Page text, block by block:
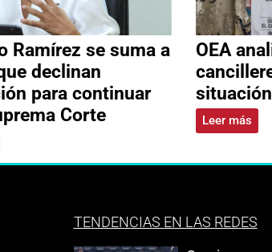
Ramírez se suma a
declinan
para continuar
Corte
OEA
Leer más
TENDENCIAS EN LAS REDES